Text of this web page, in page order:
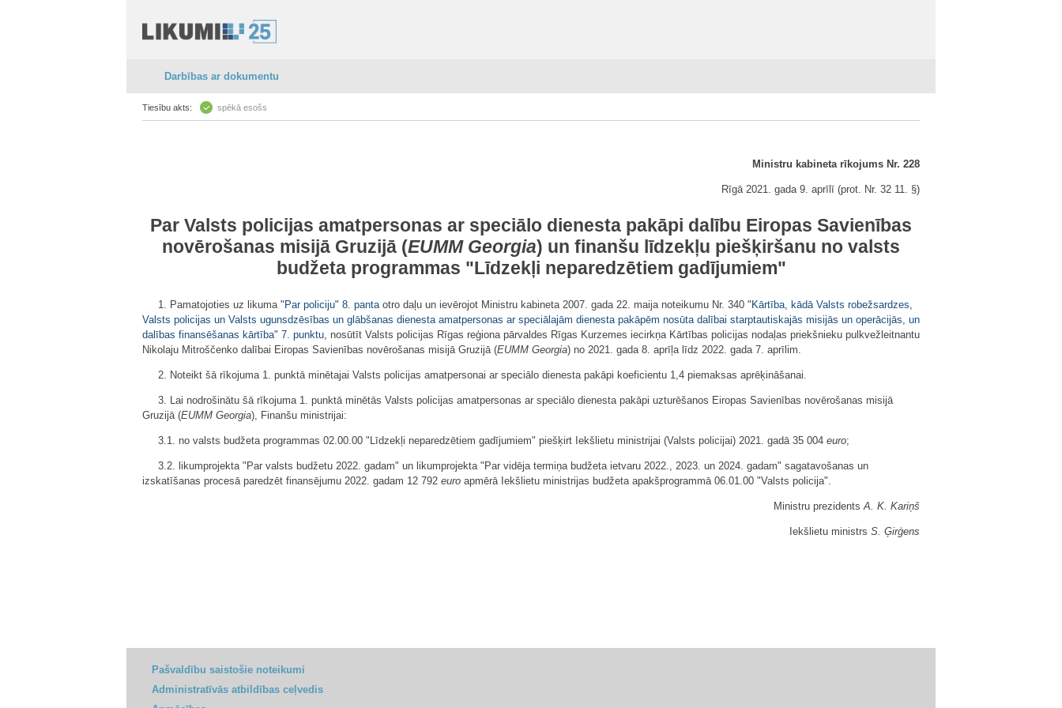
Darbības ar dokumentu
Tiesību akts: spēkā esošs
Ministru kabineta rīkojums Nr. 228
Rīgā 2021. gada 9. aprīlī (prot. Nr. 32 11. §)
Par Valsts policijas amatpersonas ar speciālo dienesta pakāpi dalību Eiropas Savienības
novērošanas misijā Gruzijā (EUMM Georgia) un finanšu līdzekļu piešķiršanu no valsts
budžeta programmas "Līdzekļi neparedzētiem gadījumiem"
1. Pamatojoties uz likuma " Par policiju" 8. pantaotro daļu un ievērojot Ministru kabineta 2007. gada 22. maija noteikumu Nr. 340 " Kārtība, kādā Valsts robežsardzes,
Valsts policijas un Valsts ugunsdzēsības un glābšanas dienesta amatpersonas ar speciālajām dienesta pakāpēm nosūta dalībai starptautiskajās misijās un operācijās, un
dalības finansēšanas kārtība" 7. punktu, nosūtīt Valsts policijas Rīgas reģiona pārvaldes Rīgas Kurzemes iecirkņa Kārtības policijas nodaļas priekšnieku pulkvežleitnantu
Nikolaju Mitroščenko dalībai Eiropas Savienības novērošanas misijā Gruzijā (EUMM Georgia) no 2021. gada 8. aprīļa līdz 2022. gada 7. aprīlim.
2. Noteikt šā rīkojuma 1. punktā minētajai Valsts policijas amatpersonai ar speciālo dienesta pakāpi koeficientu 1,4 piemaksas aprēķināšanai.
3. Lai nodrošinātu šā rīkojuma 1. punktā minētās Valsts policijas amatpersonas ar speciālo dienesta pakāpi uzturēšanos Eiropas Savienības novērošanas misijā
Gruzijā (EUMM Georgia), Finanšu ministrijai:
3.1. no valsts budžeta programmas 02.00.00 "Līdzekļi neparedzētiem gadījumiem" piešķirt Iekšlietu ministrijai (Valsts policijai) 2021. gadā 35 004 euro;
3.2. likumprojekta "Par valsts budžetu 2022. gadam" un likumprojekta "Par vidēja termiņa budžeta ietvaru 2022., 2023. un 2024. gadam" sagatavošanas un
izskatīšanas procesā paredzēt finansējumu 2022. gadam 12 792 euro apmērā Iekšlietu ministrijas budžeta apakšprogrammā 06.01.00 "Valsts policija".
Ministru prezidentsA. K. Kariņš
Iekšlietu ministrs S. Ģirģens
Pašvaldību saistošie noteikumi
Administratīvās atbildības ceļvedis